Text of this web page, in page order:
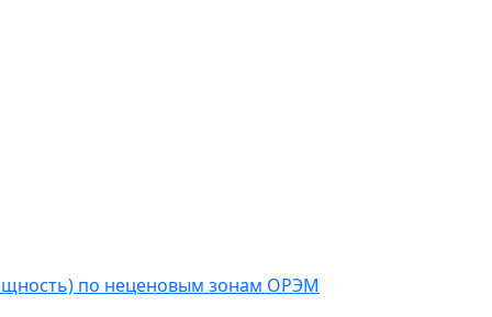
по неценовым зонам ОРЭМ